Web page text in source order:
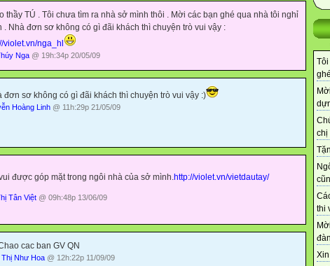
chị
thi
thầy TÚ . Tôi chưa tìm ra nhà sở mình thôi . Mời các bạn ghé qua nhà tôi nghỉ
. Nhà đơn sơ không có gì đãi khách thì chuyện trò vui vậy :
violet.vn/nga_hl
Nga @ 19h:34p 20/05/09
đơn sơ không có gì đãi khách thì chuyện trò vui vậy :)
Hoàng Linh @ 11h:29p 21/05/09
được góp mặt trong ngôi nhà của sở mình.http://violet.vn/vietdautay/
Tân Việt @ 09h:48p 13/06/09
cac ban GV QN
Như Hoa @ 12h:22p 11/09/09